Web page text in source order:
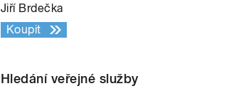
Jiří Brdečka
Koupit
Hledání veřejné služby